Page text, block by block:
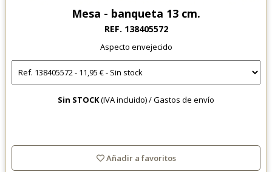
Mesa - banqueta 13 cm.
REF. 138405572
Aspecto envejecido
Sin STOCK(IVA incluido) /Gastos de envío
Añadir a favoritos